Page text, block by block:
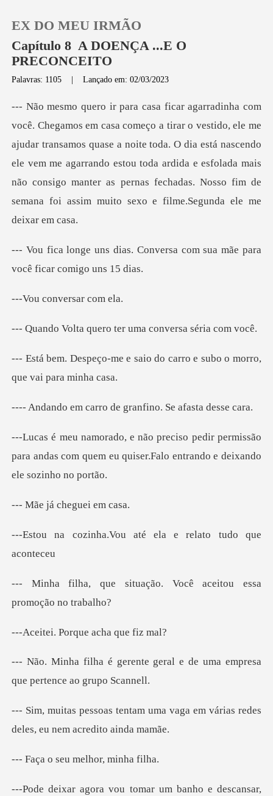
Loja
Histórico
Sair
EX DO MEU IRMÃO
Capítulo 8 A DOENÇA ...E O
PRECONCEITO
Palavras: 1105 |Lançado em: 02/03/2023
dar transamos quase a noite toda. O dia está nascendo
ele vem me agarrando estou toda ardida e esfolada mais
não
Conversa com sua mãe para
v
onversar
uero ter uma conve
o carro e subo o morro,
que vai p
rro de granfino. S
permissão
para andas com quem eu quiser.Fal
á cheguei
Vou até ela e relato
tuação. Você aceitou e
Porque acha
te geral e de uma empresa
qu
uma vaga em várias redes
dele
seu melhor,
escansar,